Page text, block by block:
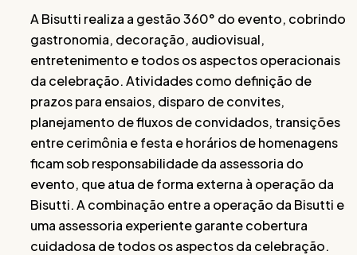
A Bisutti realiza a gestão 360° do evento, cobrindo
gastronomia, decoração, audiovisual,
entretenimento e todos os aspectos operacionais
da celebração. Atividades como definição de
prazos para ensaios, disparo de convites,
planejamento de fluxos de convidados, transições
entre cerimônia e festa e horários de homenagens
ficam sob responsabilidade da assessoria do
evento, que atua de forma externa à operação da
Bisutti. A combinação entre a operação da Bisutti e
uma assessoria experiente garante cobertura
cuidadosa de todos os aspectos da celebração.